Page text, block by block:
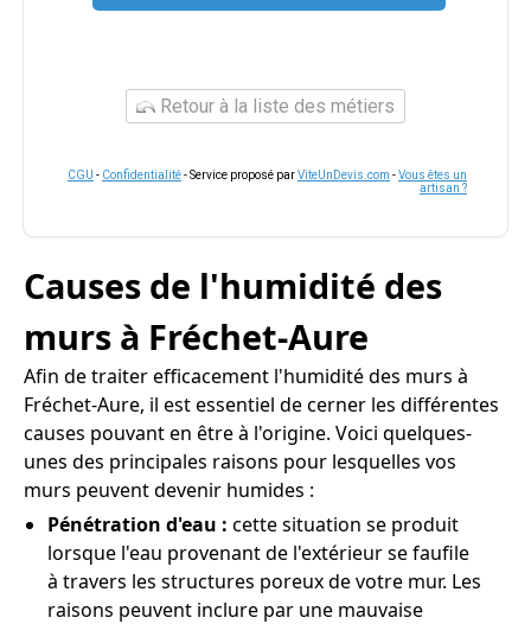
Retour à la liste des métiers
CGU - Confidentialité- Service proposé parViteUnDevis.com -Vous êtes un
artisan ?
Causes de l'humidité des
murs à Fréchet-Aure
Afin de traiter efficacement l'humidité des murs à
Fréchet-Aure, il est essentiel de cerner les différentes
causes pouvant en être à l'origine. Voici quelques-
unes des principales raisons pour lesquelles vos
murs peuvent devenir humides :
Pénétration d'eau : cette situation se produit
lorsque l'eau provenant de l'extérieur se faufile
à travers les structures poreux de votre mur. Les
raisons peuvent inclure par une mauvaise